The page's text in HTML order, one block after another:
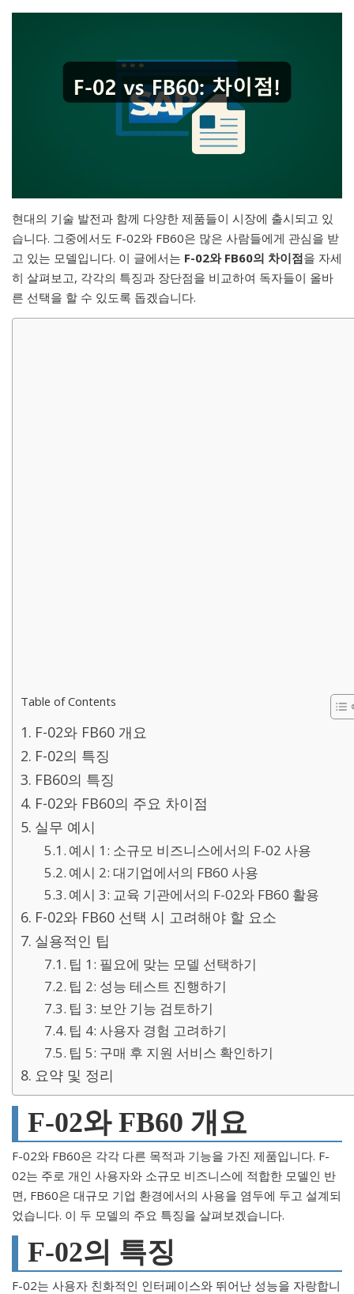
현대의 기술 발전과 함께 다양한 제품들이 시장에 출시되고 있
습니다. 그중에서도 F-02와 FB60은 많은 사람들에게 관심을 받
고 있는 모델입니다. 이 글에서는 F-02와 FB60의 차이점을 자세
히 살펴보고, 각각의 특징과 장단점을 비교하여 독자들이 올바
른 선택을 할 수 있도록 돕겠습니다.
Table of Contents
F-02와 FB60 개요
F-02의 특징
FB60의 특징
F-02와 FB60의 주요 차이점
실무 예시
예시 1: 소규모 비즈니스에서의 F-02 사용
예시 2: 대기업에서의 FB60 사용
예시 3: 교육 기관에서의 F-02와 FB60 활용
F-02와 FB60 선택 시 고려해야 할 요소
실용적인 팁
팁 1: 필요에 맞는 모델 선택하기
팁 2: 성능 테스트 진행하기
팁 3: 보안 기능 검토하기
팁 4: 사용자 경험 고려하기
팁 5: 구매 후 지원 서비스 확인하기
요약 및 정리
F-02와 FB60 개요
F-02와 FB60은 각각 다른 목적과 기능을 가진 제품입니다. F-
02는 주로 개인 사용자와 소규모 비즈니스에 적합한 모델인 반
면, FB60은 대규모 기업 환경에서의 사용을 염두에 두고 설계되
었습니다. 이 두 모델의 주요 특징을 살펴보겠습니다.
F-02의 특징
F-02는 사용자 친화적인 인터페이스와 뛰어난 성능을 자랑합니